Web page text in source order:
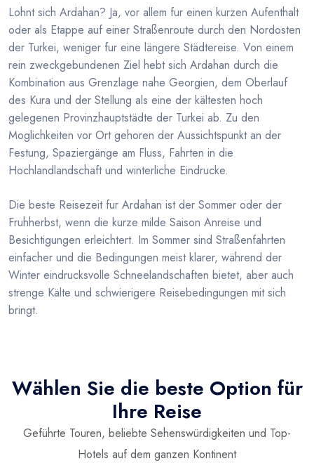
Lohnt sich Ardahan? Ja, vor allem fur einen kurzen Aufenthalt
oder als Etappe auf einer Straßenroute durch den Nordosten
der Turkei, weniger fur eine längere Städtereise. Von einem
rein zweckgebundenen Ziel hebt sich Ardahan durch die
Kombination aus Grenzlage nahe Georgien, dem Oberlauf
des Kura und der Stellung als eine der kältesten hoch
gelegenen Provinzhauptstädte der Turkei ab. Zu den
Moglichkeiten vor Ort gehoren der Aussichtspunkt an der
Festung, Spaziergänge am Fluss, Fahrten in die
Hochlandlandschaft und winterliche Eindrucke.
Die beste Reisezeit fur Ardahan ist der Sommer oder der
Fruhherbst, wenn die kurze milde Saison Anreise und
Besichtigungen erleichtert. Im Sommer sind Straßenfahrten
einfacher und die Bedingungen meist klarer, während der
Winter eindrucksvolle Schneelandschaften bietet, aber auch
strenge Kälte und schwierigere Reisebedingungen mit sich
bringt.
Wählen Sie die beste Option für
Ihre Reise
Geführte Touren, beliebte Sehenswürdigkeiten und Top-
Hotels auf dem ganzen Kontinent